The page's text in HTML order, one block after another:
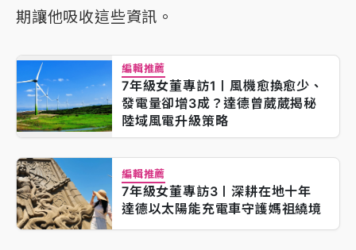
期讓他吸收這些資訊。
編輯推薦
7年級女董專訪1〡風機愈換愈少、
發電量卻增3成？達德曾葳葳揭秘
陸域風電升級策略
編輯推薦
7年級女董專訪3〡深耕在地十年
達德以太陽能充電車守護媽祖繞境